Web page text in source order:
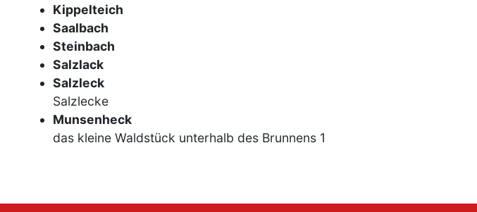
Kippelteich
Saalbach
Steinbach
Salzlack
Salzleck
Salzlecke
Munsenheck
das kleine Waldstück unterhalb des Brunnens 1